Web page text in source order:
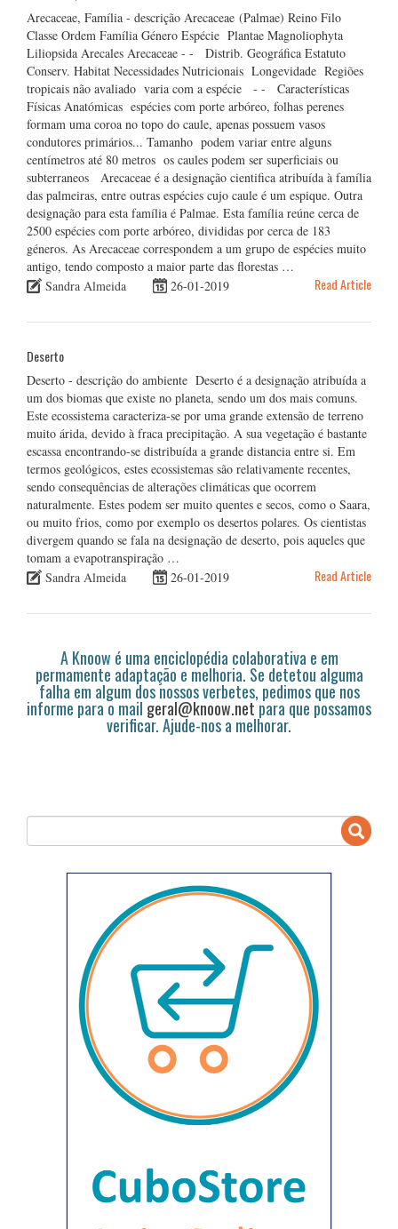
Arecaceae, Família - descrição Arecaceae (Palmae) Reino Filo
Classe Ordem Família Género Espécie Plantae Magnoliophyta
Liliopsida Arecales Arecaceae - - Distrib. Geográfica Estatuto
Conserv. Habitat Necessidades Nutricionais Longevidade Regiões
tropicais não avaliado varia com a espécie - - Características
Físicas Anatómicas espécies com porte arbóreo, folhas perenes
formam uma coroa no topo do caule, apenas possuem vasos
condutores primários... Tamanho podem variar entre alguns
centímetros até 80 metros os caules podem ser superficiais ou
subterraneos Arecaceae é a designação cientifica atribuída à família
das palmeiras, entre outras espécies cujo caule é um espique. Outra
designação para esta família é Palmae. Esta família reúne cerca de
2500 espécies com porte arbóreo, divididas por cerca de 183
géneros. As Arecaceae correspondem a um grupo de espécies muito
antigo, tendo composto a maior parte das florestas …
Sandra Almeida
26-01-2019 Read Article
Deserto
Deserto - descrição do ambiente Deserto é a designação atribuída a
um dos biomas que existe no planeta, sendo um dos mais comuns.
Este ecossistema caracteriza-se por uma grande extensão de terreno
muito árida, devido à fraca precipitação. A sua vegetação é bastante
escassa encontrando-se distribuída a grande distancia entre si. Em
termos geológicos, estes ecossistemas são relativamente recentes,
sendo consequências de alterações climáticas que ocorrem
naturalmente. Estes podem ser muito quentes e secos, como o Saara,
ou muito frios, como por exemplo os desertos polares. Os cientistas
divergem quando se fala na designação de deserto, pois aqueles que
tomam a evapotranspiração …
Sandra Almeida
26-01-2019 Read Article
A Knoow é uma enciclopédia colaborativa e em
permamente adaptação e melhoria. Se detetou alguma
falha em algum dos nossos verbetes, pedimos que nos
informe para o mail geral@knoow.netpara que possamos
verificar. Ajude-nos a melhorar.